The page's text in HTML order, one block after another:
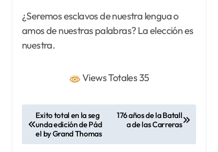
¿Seremos esclavos de nuestra lengua o
amos de nuestras palabras? La elección es
nuestra.
Views Totales 35
v
Exito total en la seg
unda edición de Pád
el by Grand Thomas
176 años de la Batall
a de las Carreras